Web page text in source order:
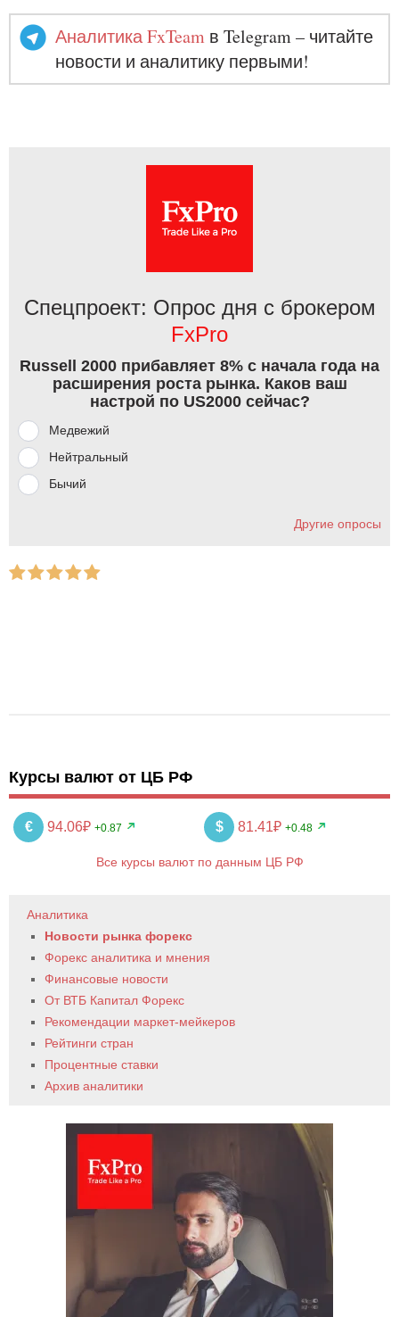
Аналитика FxTeam в Telegram – читайте
новости и аналитику первыми!
Спецпроект: Опрос дня с брокером
FxPro
Russell 2000 прибавляет 8% с начала года на
расширения роста рынка. Каков ваш
настрой по US2000 сейчас?
Медвежий
Нейтральный
Бычий
Другие опросы
Курсы валют от ЦБ РФ
€ 94.06₽ +0.87 $ 81.41₽ +0.48
Все курсы валют по данным ЦБ РФ
Аналитика
Новости рынка форекс
Форекс аналитика и мнения
Финансовые новости
От ВТБ Капитал Форекс
Рекомендации маркет-мейкеров
Рейтинги стран
Процентные ставки
Архив аналитики